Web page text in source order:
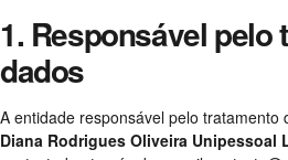
1. Responsável pelo
dados
A entidade responsável pelo tratamento
Diana Rodrigues Oliveira Unipessoal